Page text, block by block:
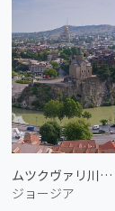
ムツクヴァリ川とトビリシの街 2
ジョージア